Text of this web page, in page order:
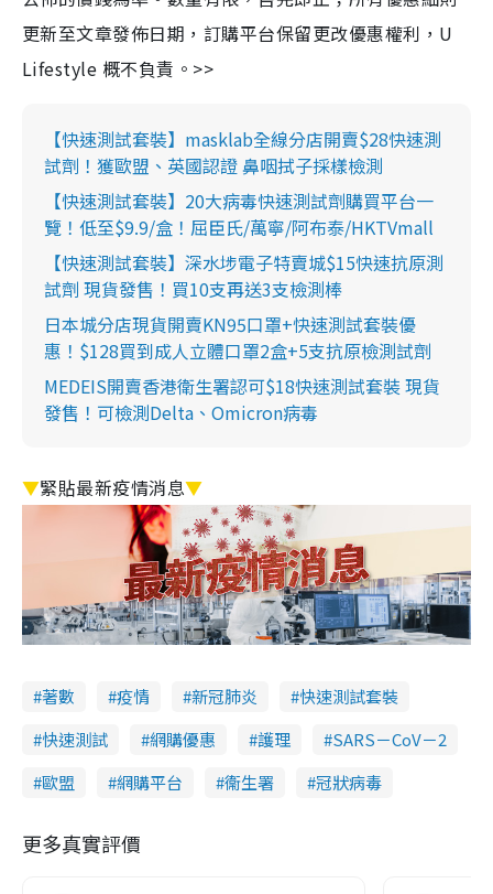
更新至文章發佈日期，訂購平台保留更改優惠權利，U
Lifestyle 概不負責。>>
【快速測試套裝】masklab全線分店開賣$28快速測
試劑！獲歐盟、英國認證 鼻咽拭子採樣檢測
【快速測試套裝】20大病毒快速測試劑購買平台一
覽！低至$9.9/盒！屈臣氏/萬寧/阿布泰/HKTVmall
【快速測試套裝】深水埗電子特賣城$15快速抗原測
試劑 現貨發售！買10支再送3支檢測棒
日本城分店現貨開賣KN95口罩+快速測試套裝優
惠！$128買到成人立體口罩2盒+5支抗原檢測試劑
MEDEIS開賣香港衛生署認可$18快速測試套裝 現貨
發售！可檢測Delta、Omicron病毒
▼緊貼最新疫情消息▼
著數 疫情 新冠肺炎
快速測試套裝
快速測試
網購優惠 護理
SARS－CoV－2
歐盟
網購平台 衞生署 冠狀病毒
更多真實評價